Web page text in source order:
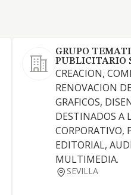
GRUPO
PUBLICITARIO
CREACION,
RENOVACION
GRAFICOS,
DESTINADOS A
CORPORATIVO,
EDITORIAL,
MULTIMEDIA.
SEVILLA